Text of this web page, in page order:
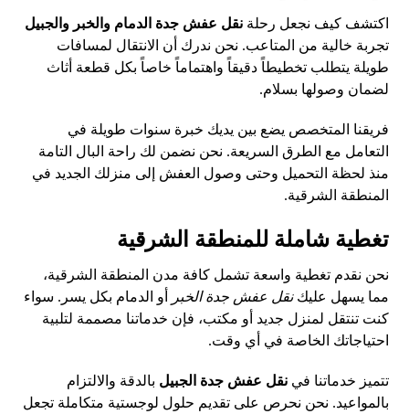
اكتشف كيف نجعل رحلةنقل عفش جدة الدمام والخبر والجبيل
تجربة خالية من المتاعب. نحن ندرك أن الانتقال لمسافات
طويلة يتطلب تخطيطاً دقيقاً واهتماماً خاصاً بكل قطعة أثاث
لضمان وصولها بسلام.
فريقنا المتخصص يضع بين يديك خبرة سنوات طويلة في
التعامل مع الطرق السريعة. نحن نضمن لك راحة البال التامة
منذ لحظة التحميل وحتى وصول العفش إلى منزلك الجديد في
المنطقة الشرقية.
تغطية شاملة للمنطقة الشرقية
نحن نقدم تغطية واسعة تشمل كافة مدن المنطقة الشرقية،
مما يسهل عليكنقل عفش جدة الخبر
أو الدمام بكل يسر. سواء
كنت تنتقل لمنزل جديد أو مكتب، فإن خدماتنا مصممة لتلبية
احتياجاتك الخاصة في أي وقت.
تتميز خدماتنا فينقل عفش جدة الجبيل بالدقة والالتزام
بالمواعيد. نحن نحرص على تقديم حلول لوجستية متكاملة تجعل